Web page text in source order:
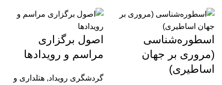
اسطوره‌شناسی
(مروری بر جهان
اساطیری)
اصول برگزاری
مراسم و رویدادها
گردشگری رویداد, هتلداری و